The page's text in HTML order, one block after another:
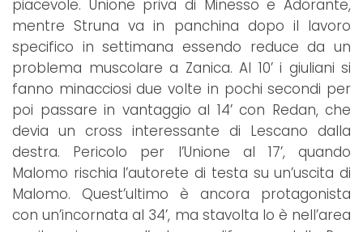
piacevole. Unione priva di Minesso e Adorante,
mentre Struna va in panchina dopo il lavoro
specifico in settimana essendo reduce da un
problema muscolare a Zanica. Al 10’ i giuliani si
fanno minacciosi due volte in pochi secondi per
poi passare in vantaggio al 14’ con Redan, che
devia un cross interessante di Lescano dalla
destra. Pericolo per l’Unione al 17’, quando
Malomo rischia l’autorete di testa su un’uscita di
Malomo. Quest’ultimo è ancora protagonista
con un’incornata al 34’, ma stavolta lo è nell’area